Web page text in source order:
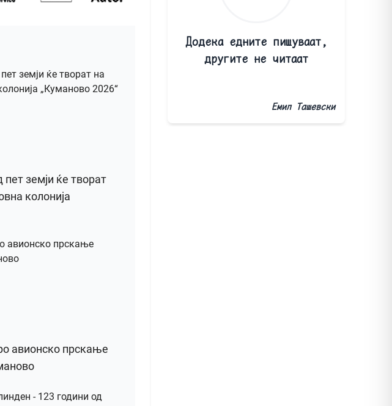
земји ќе творат
колонија
авионско прскање
Додека едните пишуваат,
другите не читаат
Емил Ташевски